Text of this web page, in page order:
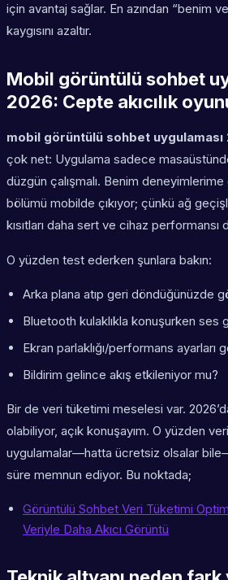
için avantaj sağlar. En azından “benim
kaygısını azaltır.
Mobil görüntülü sohbet
2026: Cepte akıcılık
mobil görüntülü sohbet uygulaması
çok net: Uygulama sadece
düzgün çalışmalı. Benim
bölümü mobilde çıkıyor; çünkü ağ
kısıtları daha sert ve cihaz performansı
O yüzden test ederken şunlara bakın:
Arka plana atıp geri döndüğünüzde
Bluetooth kulaklıkla konuşurken ses
Ekran parlaklığı/performans ayarları
Bildirim gelince akış etkileniyor mu?
Bir de veri tüketimi meselesi var.
olabiliyor, açık konuşayım. O yüzden
uygulamalar—hatta ücretsiz olsalar
süre memnun ediyor. Bu noktada;
Görüntülü Sohbet Veri Tüketimi
Veriyle Daha Akıcı Görüntü